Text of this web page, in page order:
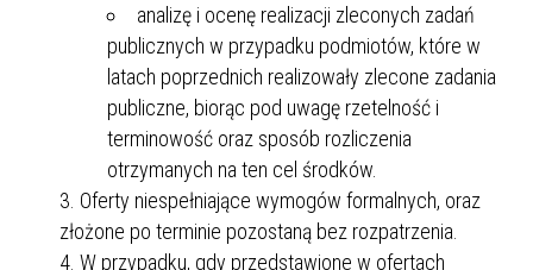
analizę i ocenę realizacji zleconych zadań
publicznych w przypadku podmiotów, które w
latach poprzednich realizowały zlecone zadania
publiczne, biorąc pod uwagę rzetelność i
terminowość oraz sposób rozliczenia
otrzymanych na ten cel środków.
Oferty niespełniające wymogów formalnych, oraz
złożone po terminie pozostaną bez rozpatrzenia.
W przypadku, gdy przedstawione w ofertach